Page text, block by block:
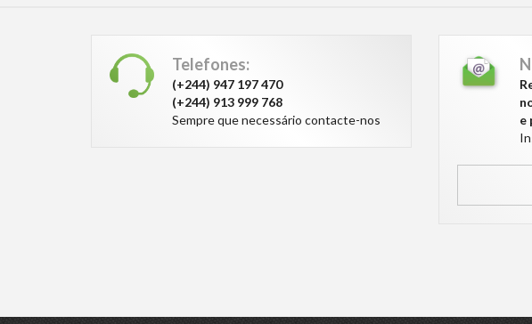
Telefones:
(+244) 947 197 470
(+244) 913 999 768
Sempre que necessário contacte-nos
e